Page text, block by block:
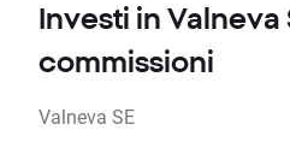
Investi in Valneva
commissioni
Valneva SE